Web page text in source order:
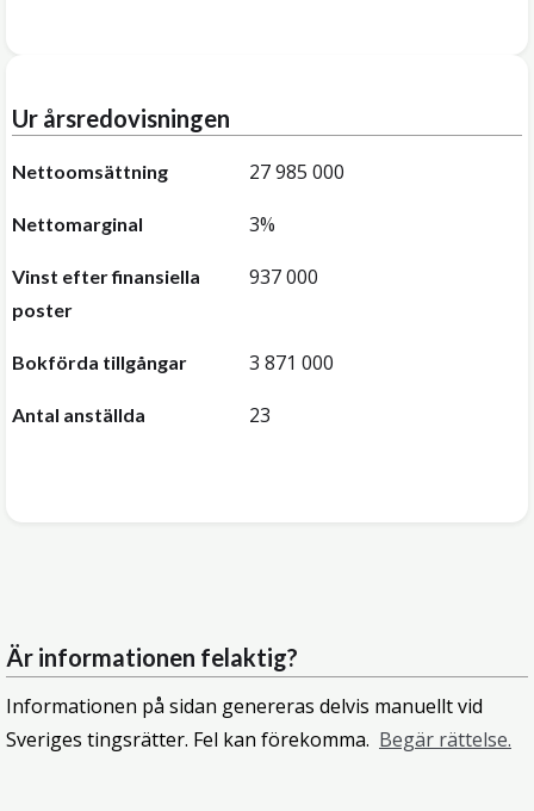
Ur årsredovisningen
Nettoomsättning 27 985 000
Nettomarginal 3%
Vinst efter finansiella
poster
937 000
Bokförda tillgångar 3 871 000
Antal anställda 23
Är informationen felaktig?
Informationen på sidan genereras delvis manuellt vid
Sveriges tingsrätter. Fel kan förekomma. Begär rättelse.